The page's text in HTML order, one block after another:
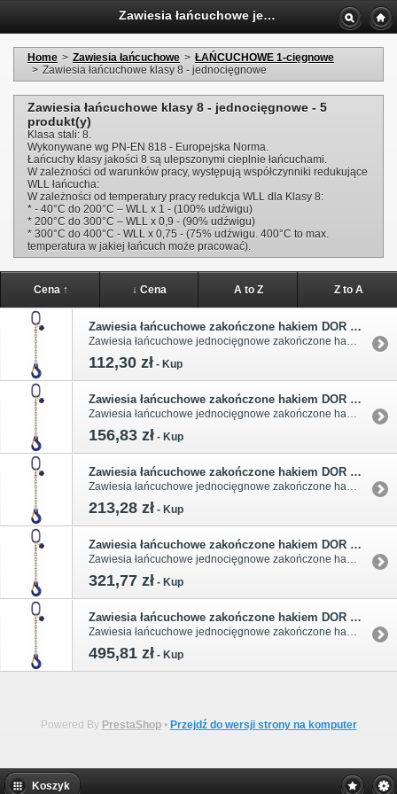
Zawiesia łańcuchowe jednocięgnowe klasy 8
Home > Zawiesia łańcuchowe > ŁAŃCUCHOWE 1-cięgnowe
> Zawiesia łańcuchowe klasy 8 - jednocięgnowe
Zawiesia łańcuchowe klasy 8 - jednocięgnowe - 5
produkt(y)
Klasa stali: 8.
Wykonywane wg PN-EN 818 - Europejska Norma.
Łańcuchy klasy jakości 8 są ulepszonymi cieplnie łańcuchami.
W zależności od warunków pracy, występują współczynniki redukujące
WLL łańcucha:
W zależności od temperatury pracy redukcja WLL dla Klasy 8:
* - 40°C do 200°C – WLL x 1 - (100% udźwigu)
* 200°C do 300°C – WLL x 0,9 - (90% udźwigu)
* 300°C do 400°C - WLL x 0,75 - (75% udźwigu. 400°C to max.
temperatura w jakiej łańcuch może pracować).
Cena ↑ ↓ Cena A to Z Z to A
Zawiesia łańcuchowe zakończone hakiem DOR 1,12t
112,30 zł - Kup
Zawiesia łańcuchowe zakończone hakiem DOR 2,0t
156,83 zł - Kup
Zawiesia łańcuchowe zakończone hakiem DOR 3,15t
213,28 zł - Kup
Zawiesia łańcuchowe zakończone hakiem DOR 5,3t
321,77 zł - Kup
Zawiesia łańcuchowe zakończone hakiem DOR 8,0t
495,81 zł - Kup
Powered By PrestaShop• Przejdź do wersji strony na komputer
Koszyk